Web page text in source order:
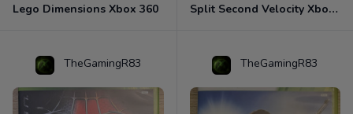
Lego Dimensions Xbox 360 Split Second Velocity Xbox 360
TheGamingR83 TheGamingR83